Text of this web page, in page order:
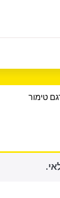
טימור